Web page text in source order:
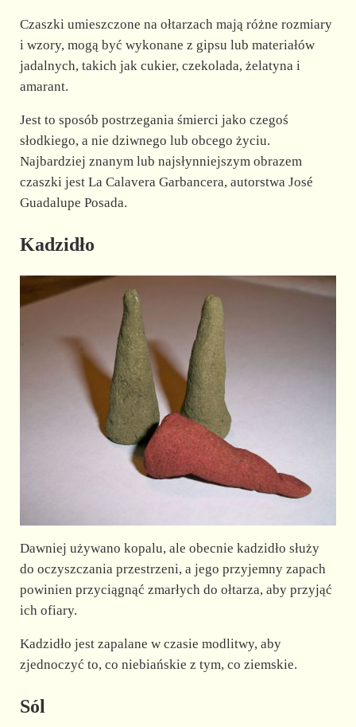
Czaszki umieszczone na ołtarzach mają różne rozmiary
i wzory, mogą być wykonane z gipsu lub materiałów
jadalnych, takich jak cukier, czekolada, żelatyna i
amarant.
Jest to sposób postrzegania śmierci jako czegoś
słodkiego, a nie dziwnego lub obcego życiu.
Najbardziej znanym lub najsłynniejszym obrazem
czaszki jest La Calavera Garbancera, autorstwa José
Guadalupe Posada.
Kadzidło
Dawniej używano kopalu, ale obecnie kadzidło służy
do oczyszczania przestrzeni, a jego przyjemny zapach
powinien przyciągnąć zmarłych do ołtarza, aby przyjąć
ich ofiary.
Kadzidło jest zapalane w czasie modlitwy, aby
zjednoczyć to, co niebiańskie z tym, co ziemskie.
Sól